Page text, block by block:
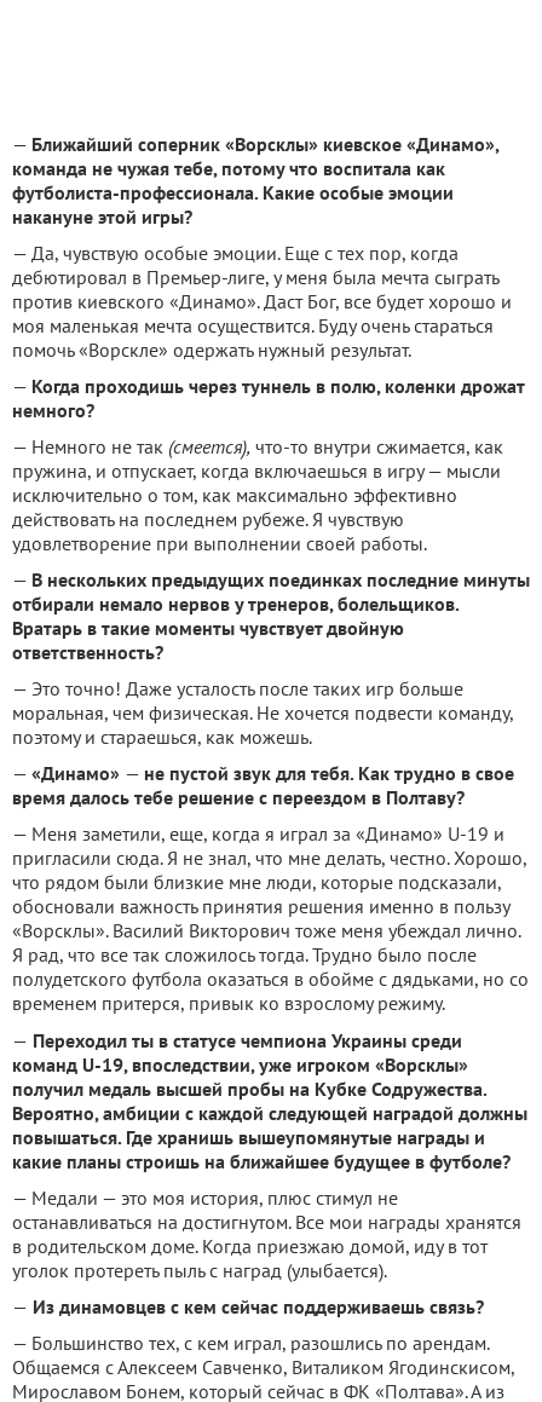
— Ближайший соперник «Ворсклы» киевское «Динамо»,
команда не чужая тебе, потому что воспитала как
футболиста-профессионала. Какие особые эмоции
накануне этой игры?
— Да, чувствую особые эмоции. Еще с тех пор, когда
дебютировал в Премьер-лиге, у меня была мечта сыграть
против киевского «Динамо». Даст Бог, все будет хорошо и
моя маленькая мечта осуществится. Буду очень стараться
помочь «Ворскле» одержать нужный результат.
— Когда проходишь через туннель в полю, коленки дрожат
немного?
— Немного не так (смеется), что-то внутри сжимается, как
пружина, и отпускает, когда включаешься в игру — мысли
исключительно о том, как максимально эффективно
действовать на последнем рубеже. Я чувствую
удовлетворение при выполнении своей работы.
— В нескольких предыдущих поединках последние минуты
отбирали немало нервов у тренеров, болельщиков.
Вратарь в такие моменты чувствует двойную
ответственность?
— Это точно! Даже усталость после таких игр больше
моральная, чем физическая. Не хочется подвести команду,
поэтому и стараешься, как можешь.
— «Динамо» — не пустой звук для тебя. Как трудно в свое
время далось тебе решение с переездом в Полтаву?
— Меня заметили, еще, когда я играл за «Динамо» U-19 и
пригласили сюда. Я не знал, что мне делать, честно. Хорошо,
что рядом были близкие мне люди, которые подсказали,
обосновали важность принятия решения именно в пользу
«Ворсклы». Василий Викторович тоже меня убеждал лично.
Я рад, что все так сложилось тогда. Трудно было после
полудетского футбола оказаться в обойме с дядьками, но со
временем притерся, привык ко взрослому режиму.
— Переходил ты в статусе чемпиона Украины среди
команд U-19, впоследствии, уже игроком «Ворсклы»
получил медаль высшей пробы на Кубке Содружества.
Вероятно, амбиции с каждой следующей наградой должны
повышаться. Где хранишь вышеупомянутые награды и
какие планы строишь на ближайшее будущее в футболе?
— Медали — это моя история, плюс стимул не
останавливаться на достигнутом. Все мои награды хранятся
в родительском доме. Когда приезжаю домой, иду в тот
уголок протереть пыль с наград (улыбается).
— Из динамовцев с кем сейчас поддерживаешь связь?
— Большинство тех, с кем играл, разошлись по арендам.
Общаемся с Алексеем Савченко, Виталиком Ягодинскисом,
Мирославом Бонем, который сейчас в ФК «Полтава». А из